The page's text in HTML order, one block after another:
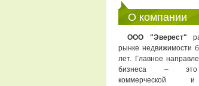
О компании
ООО "Эверест"
рынке недвижимости
лет. Главное
бизнеса –
коммерческой